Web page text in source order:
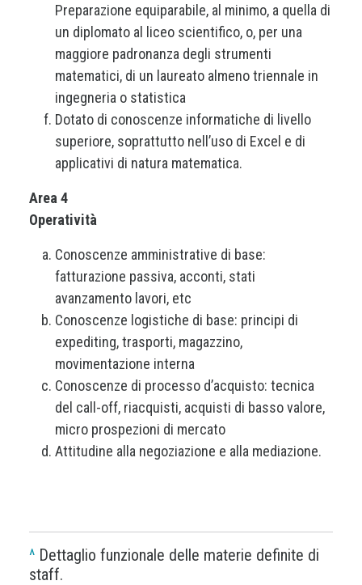
Preparazione equiparabile, al minimo, a quella di
un diplomato al liceo scientifico, o, per una
maggiore padronanza degli strumenti
matematici, di un laureato almeno triennale in
ingegneria o statistica
Dotato di conoscenze informatiche di livello
superiore, soprattutto nell’uso di Excel e di
applicativi di natura matematica.
Area 4
Operatività
Conoscenze amministrative di base:
fatturazione passiva, acconti, stati
avanzamento lavori, etc
Conoscenze logistiche di base: principi di
expediting, trasporti, magazzino,
movimentazione interna
Conoscenze di processo d’acquisto: tecnica
del call-off, riacquisti, acquisti di basso valore,
micro prospezioni di mercato
Attitudine alla negoziazione e alla mediazione.
^ Dettaglio funzionale delle materie definite di
staff.